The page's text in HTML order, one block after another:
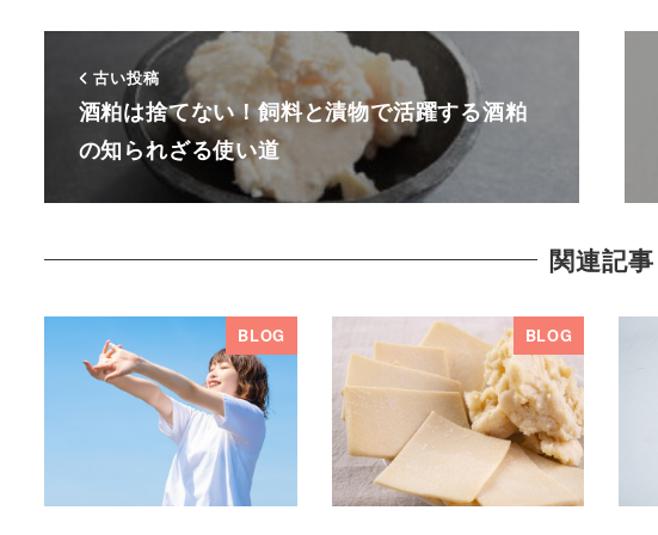
古い投稿
酒粕は捨てない！飼料と漬物で活躍する酒粕
の知られざる使い道
関連記事
BLOG BLOG